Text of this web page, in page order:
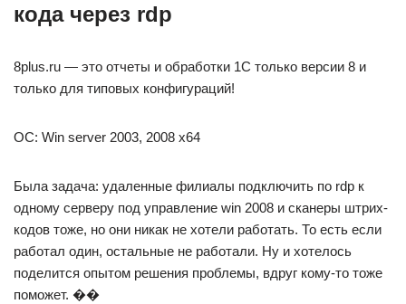
кода через rdp
8plus.ru — это отчеты и обработки 1С только версии 8 и
только для типовых конфигураций!
ОС: Win server 2003, 2008 х64
Была задача: удаленные филиалы подключить по rdp к
одному серверу под управление win 2008 и сканеры штрих-
кодов тоже, но они никак не хотели работать. То есть если
работал один, остальные не работали. Ну и хотелось
поделится опытом решения проблемы, вдруг кому-то тоже
поможет. ��